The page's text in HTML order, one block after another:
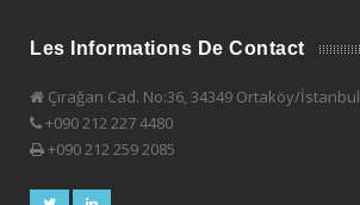
Les Informations De Contact
Çırağan Cad. No:36, 34349 Ortaköy/İstanbul
+090 212 227 4480
+090 212 259 2085